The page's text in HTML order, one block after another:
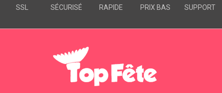
SSL SÉCURISÉ RAPIDE PRIX BAS SUPPORT